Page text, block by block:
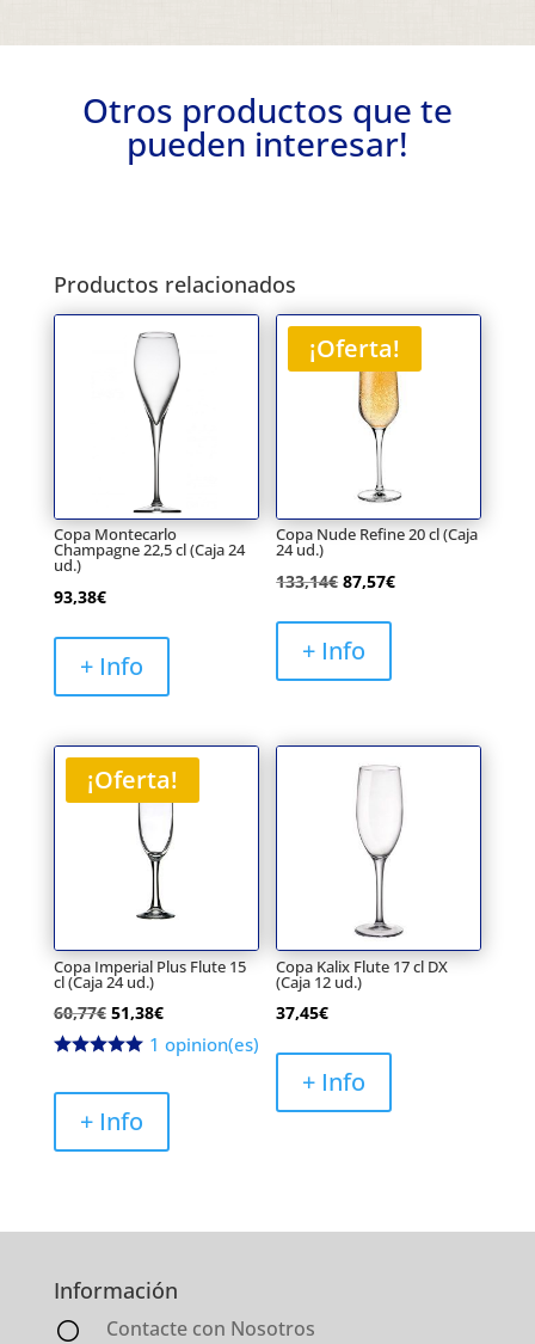
Otros productos que te
pueden interesar!
Productos relacionados
Copa Montecarlo
Champagne 22,5 cl (Caja 24
ud.)
93,38€
+ Info
¡Oferta!
Copa Nude Refine 20 cl (Caja
24 ud.)
133,14€ El
original
era:
87,57€El
+ Info
¡Oferta!
Copa Imperial Plus Flute 15
cl (Caja 24 ud.)
60,77€ El
precio
60,77€.
51,38€El
precio
1 opinion(es)
+ Info
Copa Kalix Flute 17 cl DX
(Caja 12 ud.)
37,45€
+ Info
Información
Contacte con Nosotros